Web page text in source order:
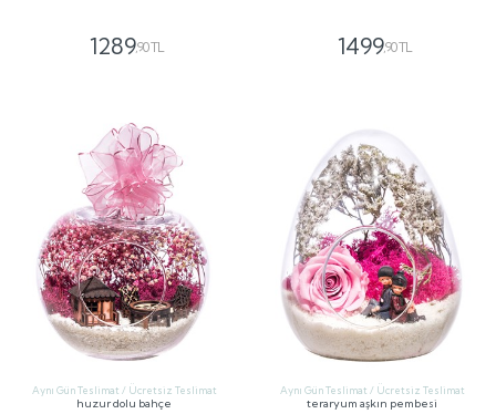
1289,90 TL 1499,90 TL
Aynı Gün Teslimat / Ücretsiz Teslimat
huzur dolu bahçe
Aynı Gün Teslimat / Ücretsiz Teslimat
teraryum aşkın pembesi